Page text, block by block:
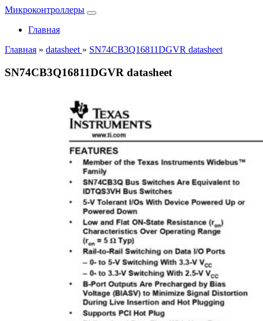
Микроконтроллеры
Главная
Главная » datasheet » SN74CB3Q16811DGVR datasheet
SN74CB3Q16811DGVR datasheet